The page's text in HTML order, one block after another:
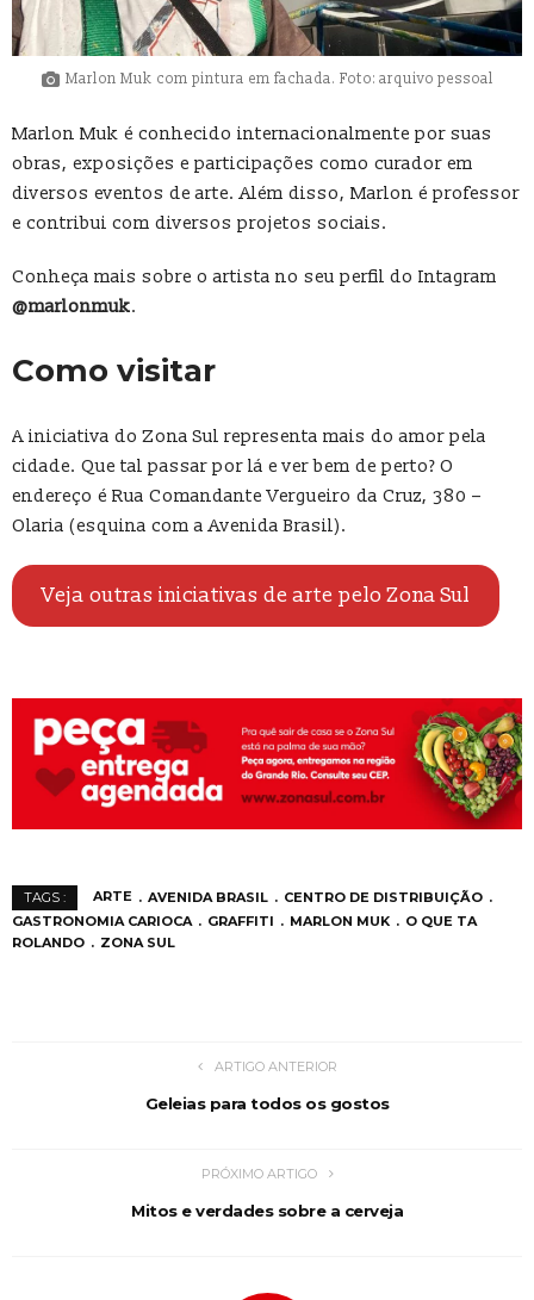
Marlon Muk com pintura em fachada. Foto: arquivo pessoal
Marlon Muk é conhecido internacionalmente por suas
obras, exposições e participações como curador em
diversos eventos de arte. Além disso, Marlon é professor
e contribui com diversos projetos sociais.
Conheça mais sobre o artista no seu perfil do Intagram
@marlonmuk.
Como visitar
A iniciativa do Zona Sul representa mais do amor pela
cidade. Que tal passar por lá e ver bem de perto? O
endereço é Rua Comandante Vergueiro da Cruz, 380 –
Olaria (esquina com a Avenida Brasil).
Veja outras iniciativas de arte pelo Zona Sul
TAGS : ARTE AVENIDA BRASIL
CENTRO DE DISTRIBUIÇÃO
GASTRONOMIA CARIOCA
GRAFFITI MARLON MUK
O QUE TA
ROLANDO
ZONA SUL
ARTIGO ANTERIOR
Geleias para todos os gostos
PRÓXIMO ARTIGO
Mitos e verdades sobre a cerveja